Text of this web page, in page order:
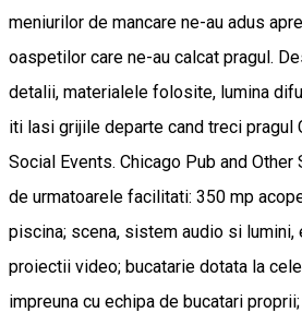
meniurilor de mancare ne-au adus
oaspetilor care ne-au calcat pragul.
detalii, materialele folosite, lumina
iti lasi grijile departe cand treci pragul
Social Events. Chicago Pub and
de urmatoarele facilitati: 350 mp
piscina; scena, sistem audio si lumini,
proiectii video; bucatarie dotata la
impreuna cu echipa de bucatari